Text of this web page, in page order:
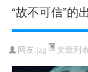
“故不可信”的
网友:jzg 文章列